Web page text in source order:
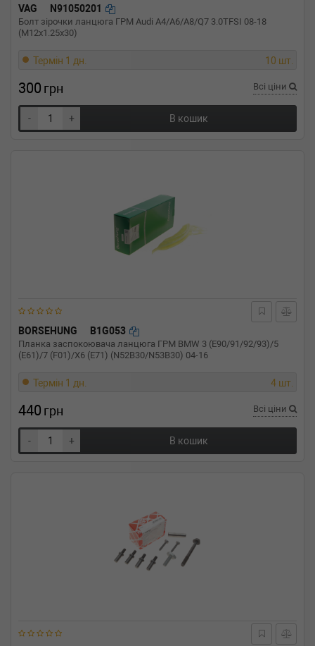
VAG N91050201
Болт зірочки ланцюга ГРМ Audi A4/A6/A8/Q7 3.0TFSI 08-18
(M12x1.25x30)
Термін 1 дн. 10 шт.
300 грн Всі ціни
- + В кошик
BORSEHUNG B1G053
Планка заспокоювача ланцюга ГРМ BMW 3 (E90/91/92/93)/5
(E61)/7 (F01)/X6 (E71) (N52B30/N53B30) 04-16
Термін 1 дн. 4 шт.
440 грн Всі ціни
- + В кошик